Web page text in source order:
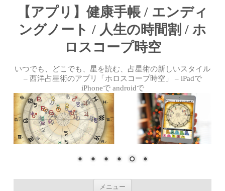
【アプリ】健康手帳 / エンディ
ングノート / 人生の時間割 / ホ
ロスコープ時空
いつでも、どこでも、星を読む、占星術の新しいスタイル
– 西洋占星術のアプリ「ホロスコープ時空」 – iPadで
iPhoneで androidで
メニュー